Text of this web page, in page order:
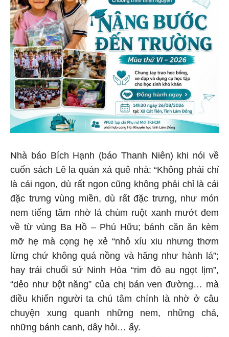
Nhà báo Bích Hạnh (báo Thanh Niên) khi nói về
cuốn sách Lê la quán xá quê nhà: “Không phải chỉ
là cái ngon, dù rất ngon cũng không phải chỉ là cái
đặc trưng vùng miền, dù rất đặc trưng, như món
nem tiếng tăm nhờ lá chùm ruột xanh mướt đem
về từ vùng Ba Hồ – Phú Hữu; bánh căn ăn kèm
mỡ hẹ mà cọng hẹ xẻ “nhỏ xíu xiu nhưng thơm
lừng chứ không quá nồng và hăng như hành lá”;
hay trái chuối sứ Ninh Hòa “rim đỏ au ngọt lịm”,
“dẻo như bột năng” của chị bán ven đường… mà
điều khiến người ta chú tâm chính là nhờ ở câu
chuyện xung quanh những nem, những chả,
những bánh canh, dây hỏi… ấy.